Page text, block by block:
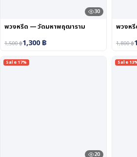
30
พวงหรีด — วัดมหาพฤฒาราม
1,500฿1,300฿
พวงห
1,800฿
Sale 17%
20
Sale